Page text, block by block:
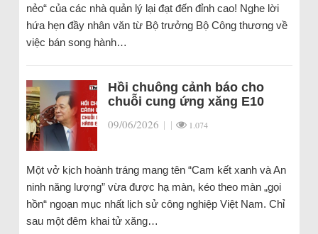
nẻo“ của các nhà quản lý lại đạt đến đỉnh cao! Nghe lời
hứa hẹn đầy nhân văn từ Bộ trưởng Bộ Công thương về
việc bán song hành…
Hồi chuông cảnh báo cho
chuỗi cung ứng xăng E10
09/06/2026 | | 1.074
Một vở kịch hoành tráng mang tên “Cam kết xanh và An
ninh năng lượng” vừa được hạ màn, kéo theo màn „gọi
hồn“ ngoạn mục nhất lịch sử công nghiệp Việt Nam. Chỉ
sau một đêm khai tử xăng…